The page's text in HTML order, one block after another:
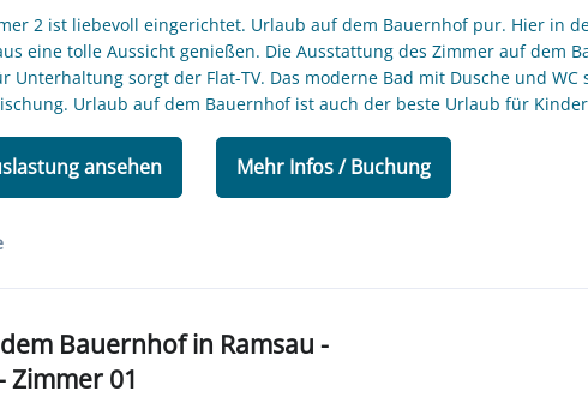
2 ist liebevoll eingerichtet. Urlaub auf dem Bauernhof pur. Hier in
eine tolle Aussicht genießen. Die Ausstattung des Zimmer auf dem
Unterhaltung sorgt der Flat-TV. Das moderne Bad mit Dusche und WC
Urlaub auf dem Bauernhof ist auch der beste Urlaub für
ansehen Mehr Infos / Buchung
Bauernhof in Ramsau -
Zimmer 01